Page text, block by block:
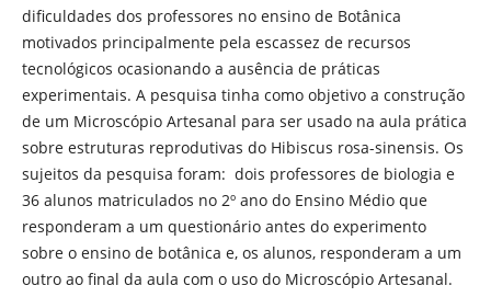
dificuldades dos professores no ensino de Botânica
motivados principalmente pela escassez de recursos
tecnológicos ocasionando a ausência de práticas
experimentais. A pesquisa tinha como objetivo a construção
de um Microscópio Artesanal para ser usado na aula prática
sobre estruturas reprodutivas do Hibiscus rosa-sinensis. Os
sujeitos da pesquisa foram: dois professores de biologia e
36 alunos matriculados no 2º ano do Ensino Médio que
responderam a um questionário antes do experimento
sobre o ensino de botânica e, os alunos, responderam a um
outro ao final da aula com o uso do Microscópio Artesanal.